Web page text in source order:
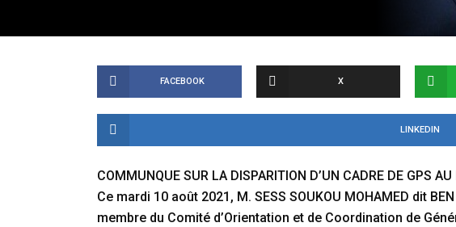
FACEBOOK X
LINKEDIN
COMMUNQUE SUR LA DISPARITION D’UN CADRE DE GPS
Ce mardi 10 août 2021, M. SESS SOUKOU MOHAMED dit
membre du Comité d’Orientation et de Coordination de